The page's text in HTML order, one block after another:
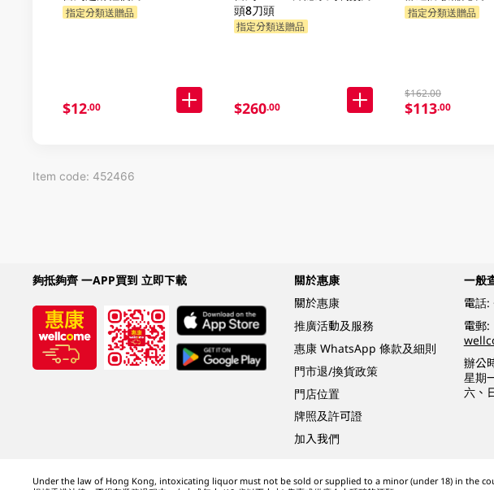
指定分類送贈品
$12.00
頭8刀頭
指定分類送贈品
$260.00
指定分類送贈品
$162.00
$113.00
Item code: 452466
夠抵夠齊 一APP買到 立即下載
關於惠康
關於惠康
推廣活動及服務
惠康 WhatsApp 條款及細則
門市退/換貨政策
門店位置
牌照及許可證
加入我們
一般
電話:
電郵:
辦公
星期
六、
Under the law of Hong Kong, intoxicating liquor must not be sold or supplied to a minor (under 18) in the